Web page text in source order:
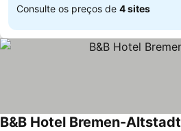
Consulte os preços de 4 sites
B&B Hotel Bremen-Altstadt